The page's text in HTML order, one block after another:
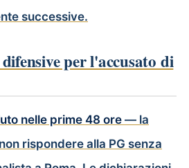
successive.
per l'accusato di
nelle prime 48 ore — la
rispondere alla PG senza